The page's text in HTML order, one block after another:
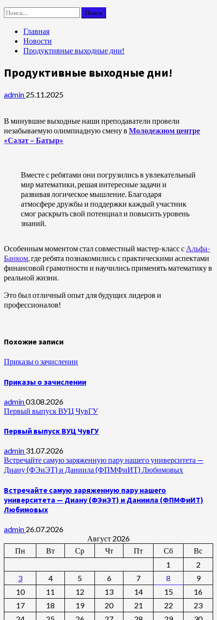
Найти:
Главная
Новости
Продуктивные выходные дни!
Продуктивные выходные дни!
admin 25.11.2025
В минувшие выходные наши преподаватели провели
незабываемую олимпиадную смену в Молодежном центре
«Сәләт – Батыр»
Вместе с ребятами они погрузились в увлекательный
мир математики, решая интересные задачи и
развивая логическое мышление. Благодаря
атмосфере дружбы и поддержки каждый участник
смог раскрыть свой потенциал и повысить уровень
знаний.
Особенным моментом стал совместный мастер-класс с Альфа-
Банком, где ребята познакомились с практическими аспектами
финансовой грамотности и научились применять математику в
реальной жизни.
Это был отличный опыт для будущих лидеров и
профессионалов!
Похожие записи
Приказы о зачислении
Приказы о зачислении
admin03.08.2026
Первый выпуск ВУЦ ЧувГУ
Первый выпуск ВУЦ ЧувГУ
admin 31.07.2026
Встречайте самую заряженную пару нашего университета —
Диану (ФЭиЭТ) и Даниила (ФПМФиИТ) Любимовых
Встречайте самую заряженную пару нашего
университета — Диану (ФЭиЭТ) и Даниила (ФПМФиИТ)
Любимовых
admin 26.07.2026
Август 2026
Пн
Вт Ср Чт Пт Сб
Вс
1
2
3
4 5 6 7 8
9
10
11 12 13 14 15
16
17
18 19 20 21 22
23